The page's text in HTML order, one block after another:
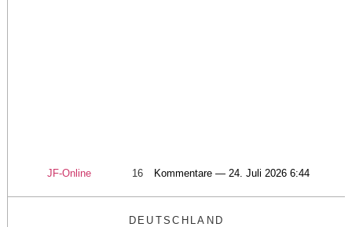
JF-Online 16 Kommentare — 24. Juli 2026 6:44
DEUTSCHLAND